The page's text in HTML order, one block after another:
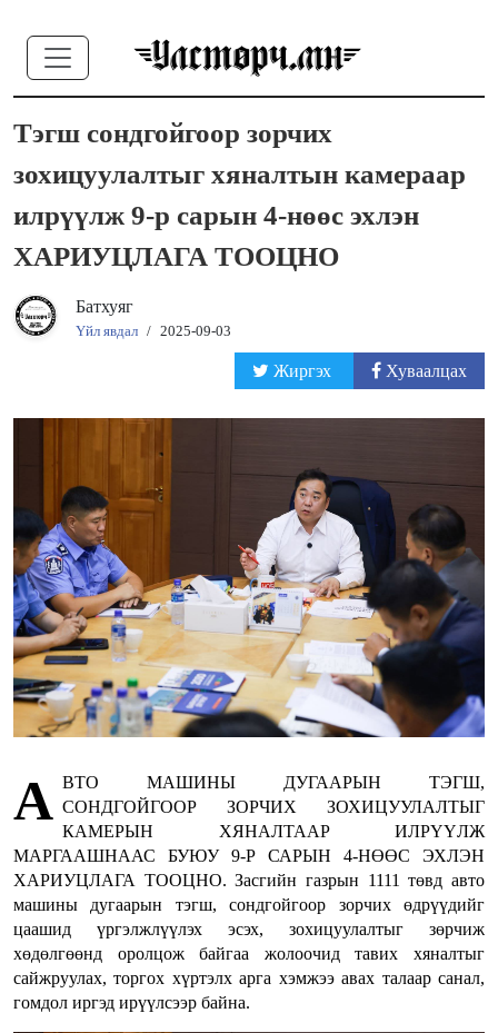
Тэгш сондгойгоор зорчих
зохицуулалтыг хяналтын камераар
илрүүлж 9-р сарын 4-нөөс эхлэн
ХАРИУЦЛАГА ТООЦНО
Батхуяг
Үйл явдал / 2025-09-03
Жиргэх Хуваалцах
А ВТО МАШИНЫ ДУГААРЫН ТЭГШ,
СОНДГОЙГООР ЗОРЧИХ ЗОХИЦУУЛАЛТЫГ
КАМЕРЫН ХЯНАЛТААР ИЛРҮҮЛЖ
МАРГААШНААС БУЮУ 9-Р САРЫН 4-НӨӨС ЭХЛЭН
ХАРИУЦЛАГА ТООЦНО. Засгийн газрын 1111 төвд авто
машины дугаарын тэгш, сондгойгоор зорчих өдрүүдийг
цаашид үргэлжлүүлэх эсэх, зохицуулалтыг зөрчиж
хөдөлгөөнд оролцож байгаа жолоочид тавих хяналтыг
сайжруулах, торгох хүртэлх арга хэмжээ авах талаар санал,
гомдол иргэд ирүүлсээр байна.